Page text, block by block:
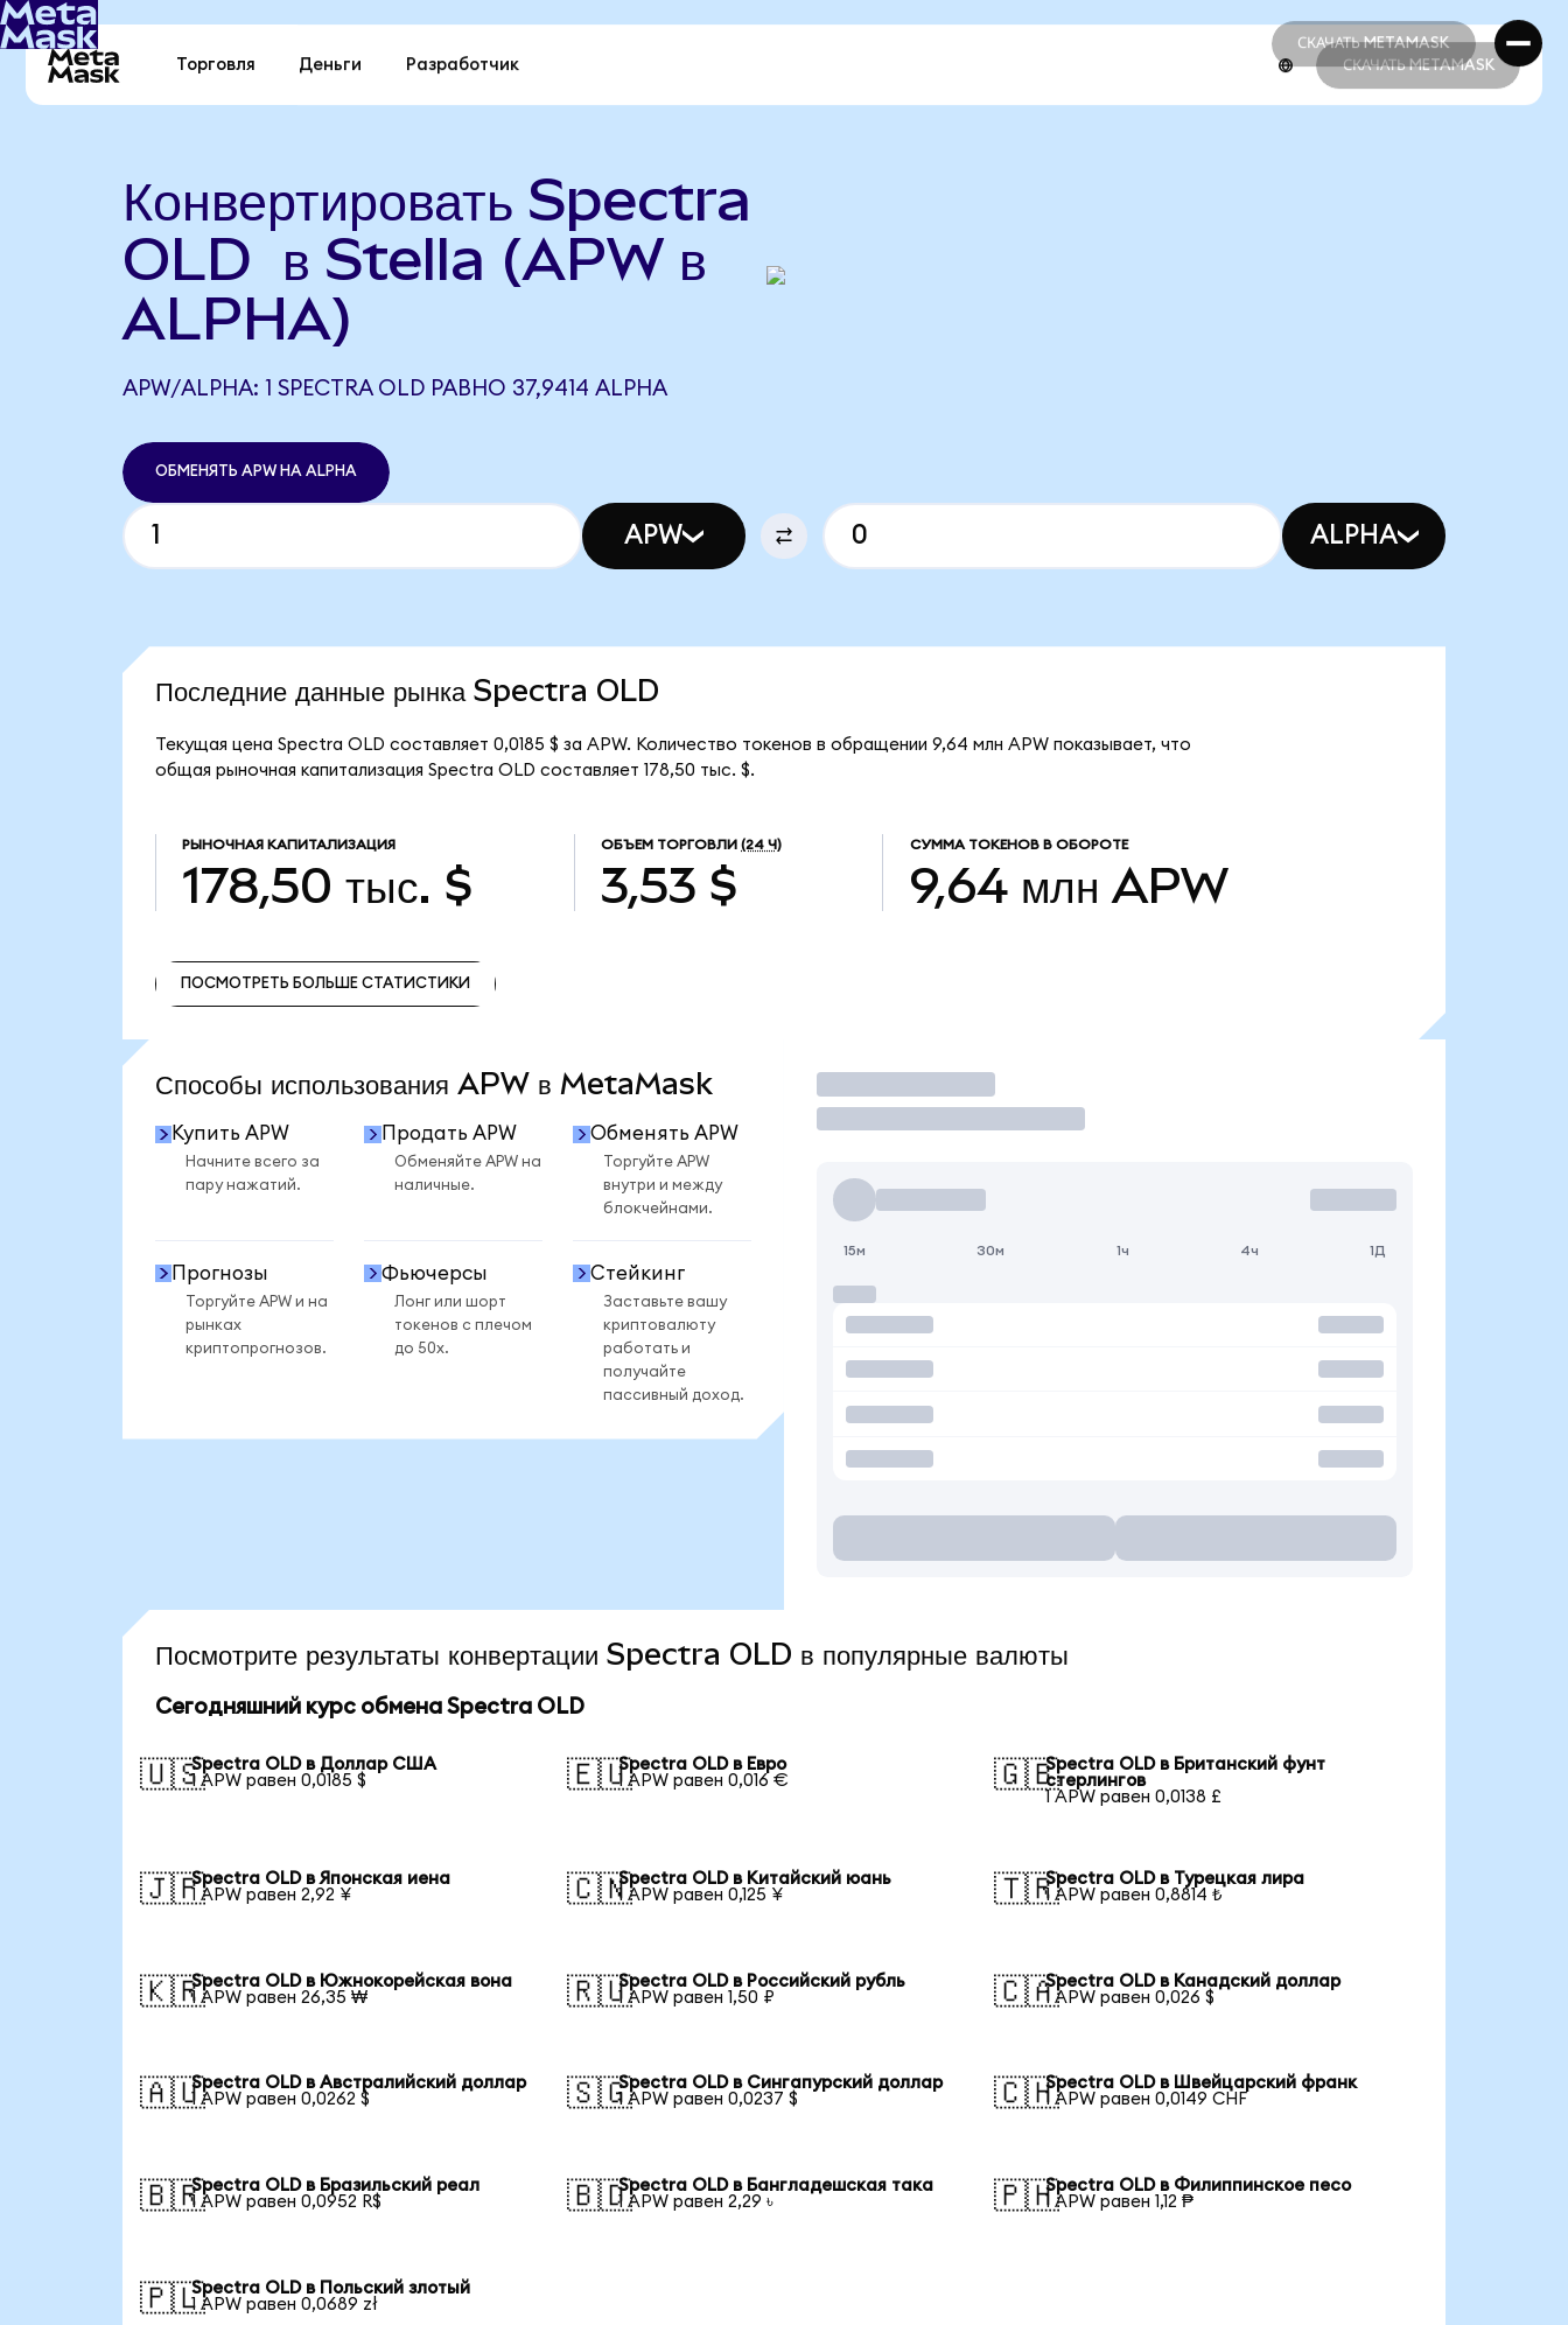
СКАЧАТЬ METAMASK
СКАЧАТЬ METAMASK
Торговля Деньги Разработчик СКАЧАТЬ METAMASK
Конвертировать Spectra
OLD в Stella (APW в
ALPHA)
APW/ALPHA: 1 SPECTRA OLD РАВНО 37,9414 ALPHA
ОБМЕНЯТЬ APW НА ALPHA
APW ALPHA
Последние данные рынка Spectra OLD
Текущая цена Spectra OLD составляет 0,0185 $ за APW. Количество токенов в обращении 9,64 млн APW показывает, что
общая рыночная капитализация Spectra OLD составляет 178,50 тыс. $.
РЫНОЧНАЯ КАПИТАЛИЗАЦИЯ
178,50 тыс. $
ОБЪЕМ ТОРГОВЛИ (24 Ч)
3,53 $
СУММА ТОКЕНОВ В ОБОРОТЕ
9,64 млн APW
ПОСМОТРЕТЬ БОЛЬШЕ СТАТИСТИКИ
Способы использования APW в MetaMask
Купить APW
Начните всего за
пару нажатий.
Продать APW
Обменяйте APW на
наличные.
Обменять APW
Торгуйте APW
внутри и между
блокчейнами.
Прогнозы
Торгуйте APW и на
рынках
криптопрогнозов.
Фьючерсы
Лонг или шорт
токенов с плечом
до 50x.
Стейкинг
Заставьте вашу
криптовалюту
работать и
получайте
пассивный доход.
Торговать
15м 30м 1ч 4ч 1Д
Посмотрите результаты конвертации Spectra OLD в популярные валюты
Сегодняшний курс обмена Spectra OLD
🇺🇸Spectra OLD в Доллар США
1 APW равен 0,0185 $
🇪🇺Spectra OLD в Евро
1 APW равен 0,016 €
🇬🇧Spectra OLD в Британский фунт
стерлингов
1 APW равен 0,0138 £
🇯🇵Spectra OLD в Японская иена
1 APW равен 2,92 ¥
🇨🇳Spectra OLD в Китайский юань
1 APW равен 0,125 ¥
🇹🇷Spectra OLD в Турецкая лира
1 APW равен 0,8814 ₺
🇰🇷Spectra OLD в Южнокорейская вона
1 APW равен 26,35 ₩
🇷🇺Spectra OLD в Российский рубль
1 APW равен 1,50 ₽
🇨🇦Spectra OLD в Канадский доллар
1 APW равен 0,026 $
🇦🇺Spectra OLD в Австралийский доллар
1 APW равен 0,0262 $
🇸🇬Spectra OLD в Сингапурский доллар
1 APW равен 0,0237 $
🇨🇭Spectra OLD в Швейцарский франк
1 APW равен 0,0149 CHF
🇧🇷Spectra OLD в Бразильский реал
1 APW равен 0,0952 R$
🇧🇩Spectra OLD в Бангладешская така
1 APW равен 2,29 ৳
🇵🇭Spectra OLD в Филиппинское песо
1 APW равен 1,12 ₱
🇵🇱Spectra OLD в Польский злотый
1 APW равен 0,0689 zł